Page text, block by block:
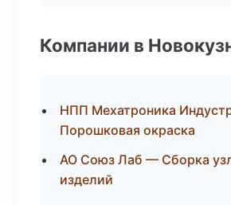
Компании в
НПП Мехатроника
Порошковая окраска
АО Союз Лаб — Сборка
изделий